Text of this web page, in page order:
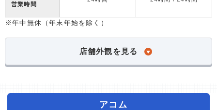
営業時間
※年中無休（年末年始を除く）
店舗外観を見る
アコム